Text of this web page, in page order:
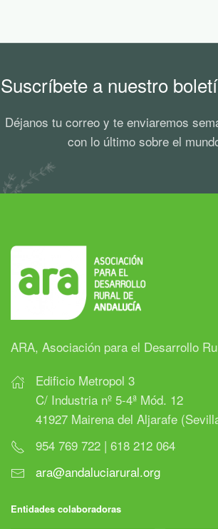
Suscríbete a nuestro
Déjanos tu correo y te enviaremos
con lo último sobre el
ARA, Asociación para el Desarrollo
Edificio Metropol 3
C/ Industria nº 5-4ª Mód. 12
41927 Mairena del Aljarafe
954 769 722 | 618 212 064
ara@andaluciarural.org
Entidades colaboradoras